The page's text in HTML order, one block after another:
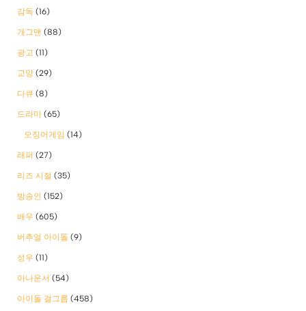
감독 (16)
개그맨 (88)
광고 (11)
교양 (29)
다큐 (8)
드라마 (65)
오징어게임 (14)
래퍼 (27)
리즈 시절 (35)
방송인 (152)
배우 (605)
버추얼 아이돌 (9)
성우 (11)
아나운서 (54)
아이돌 걸그룹 (458)